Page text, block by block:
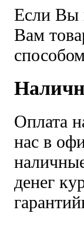
Если Вы
Вам
Оплата
нас в
денег